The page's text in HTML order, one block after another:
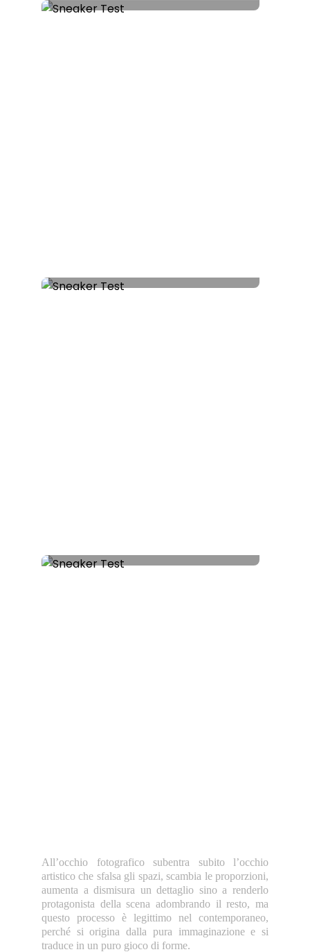
All’occhio fotografico subentra subito l’occhio
artistico che sfalsa gli spazi, scambia le proporzioni,
aumenta a dismisura un dettaglio sino a renderlo
protagonista della scena adombrando il resto, ma
questo processo è legittimo nel contemporaneo,
perché si origina dalla pura immaginazione e si
traduce in un puro gioco di forme.